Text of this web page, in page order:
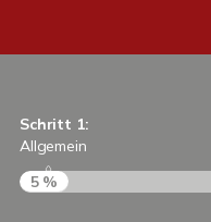
Schritt 1:
Allgemein
5 %